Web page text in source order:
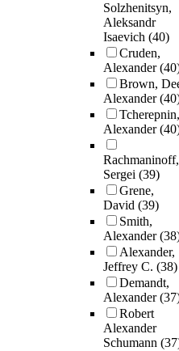
Solzhenitsyn,
Aleksandr
Isaevich (40)
Cruden,
Alexander
Brown,
Alexander
Tcherepnin,
Alexander
Rachmaninoff,
Sergei (39)
Grene,
David (39)
Smith,
Alexander
Alexander,
Jeffrey C. (38)
Demandt,
Alexander
Robert
Alexander
Schumann